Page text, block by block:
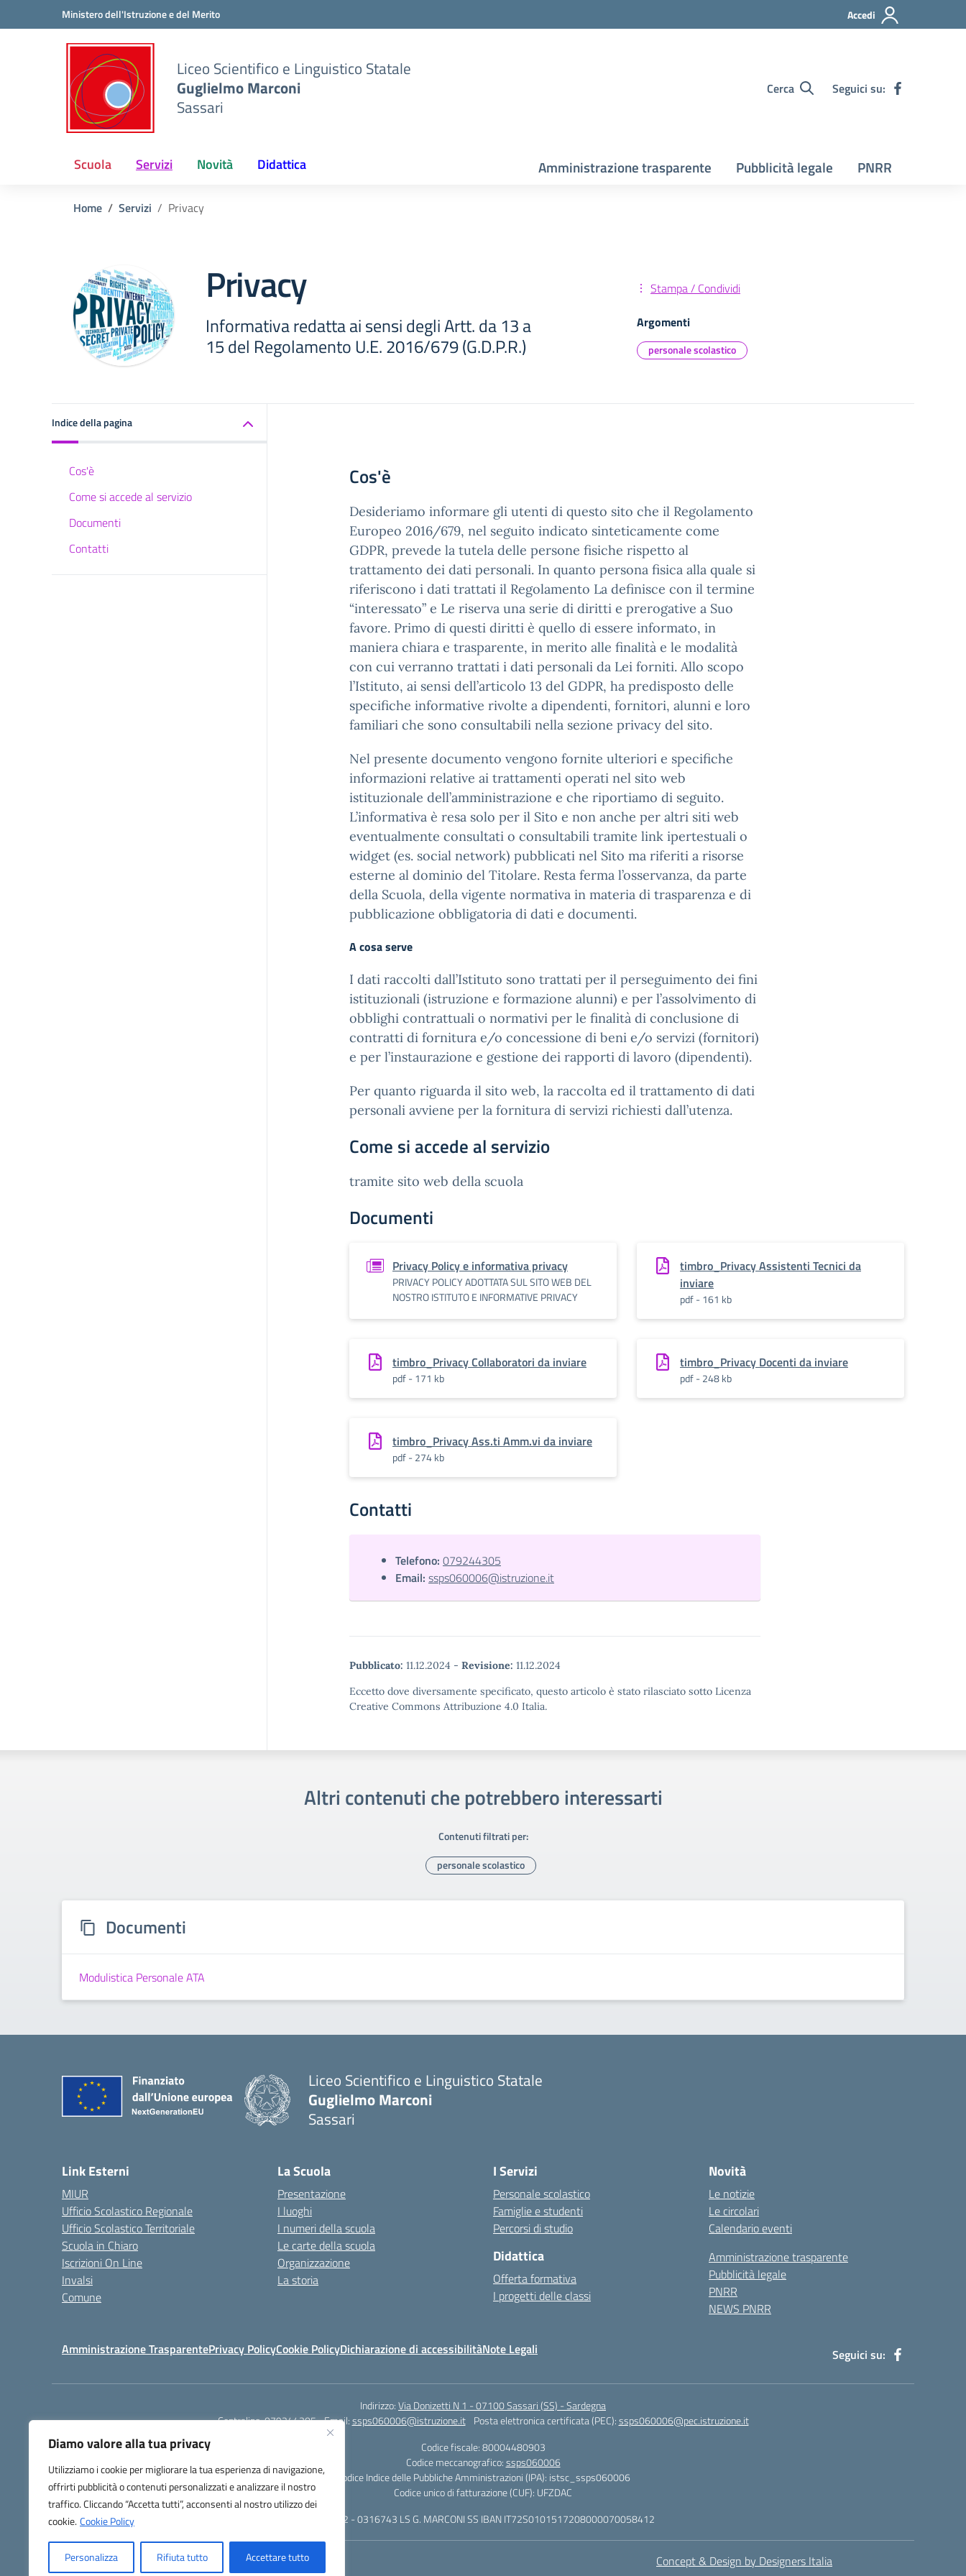
Diamo valore alla tua privacy
Utilizziamo i cookie per migliorare la tua esperienza di navigazione,
offrirti pubblicità o contenuti personalizzati e analizzare il nostro
traffico. Cliccando “Accetta tutti”, acconsenti al nostro utilizzo dei
cookie. Cookie Policy
Personalizza Rifiuta tutto Accettare tutto
Vai ai contenuti
Vai al menu di navigazioneMinistero dell'Istruzione e del Merito Accedi
Liceo Scientifico e Linguistico Statale
Guglielmo Marconi
Sassari
Cerca Seguici su:
Scuola Servizi Novità Didattica Amministrazione trasparente Pubblicità legale PNRR
Home Servizi Privacy
Privacy
Informativa redatta ai sensi degli Artt. da 13 a
15 del Regolamento U.E. 2016/679 (G.D.P.R.)
Stampa / Condividi
Argomenti
personale scolastico
Indice della pagina
Cos'è
Come si accede al servizio
Documenti
Contatti
Cos'è
Desideriamo informare gli utenti di questo sito che il Regolamento
Europeo 2016/679, nel seguito indicato sinteticamente come
GDPR, prevede la tutela delle persone fisiche rispetto al
trattamento dei dati personali. In quanto persona fisica alla quale si
riferiscono i dati trattati il Regolamento La definisce con il termine
“interessato” e Le riserva una serie di diritti e prerogative a Suo
favore. Primo di questi diritti è quello di essere informato, in
maniera chiara e trasparente, in merito alle finalità e le modalità
con cui verranno trattati i dati personali da Lei forniti. Allo scopo
l’Istituto, ai sensi dell’articolo 13 del GDPR, ha predisposto delle
specifiche informative rivolte a dipendenti, fornitori, alunni e loro
familiari che sono consultabili nella sezione privacy del sito.
Nel presente documento vengono fornite ulteriori e specifiche
informazioni relative ai trattamenti operati nel sito web
istituzionale dell’amministrazione e che riportiamo di seguito.
L’informativa è resa solo per il Sito e non anche per altri siti web
eventualmente consultati o consultabili tramite link ipertestuali o
widget (es. social network) pubblicati nel Sito ma riferiti a risorse
esterne al dominio del Titolare. Resta ferma l’osservanza, da parte
della Scuola, della vigente normativa in materia di trasparenza e di
pubblicazione obbligatoria di dati e documenti.
A cosa serve
I dati raccolti dall’Istituto sono trattati per il perseguimento dei fini
istituzionali (istruzione e formazione alunni) e per l’assolvimento di
obblighi contrattuali o normativi per le finalità di conclusione di
contratti di fornitura e/o concessione di beni e/o servizi (fornitori)
e per l’instaurazione e gestione dei rapporti di lavoro (dipendenti).
Per quanto riguarda il sito web, la raccolta ed il trattamento di dati
personali avviene per la fornitura di servizi richiesti dall’utenza.
Come si accede al servizio
tramite sito web della scuola
Documenti
Privacy Policy e informativa privacy
PRIVACY POLICY ADOTTATA SUL SITO WEB DEL
NOSTRO ISTITUTO E INFORMATIVE PRIVACY
timbro_Privacy Assistenti Tecnici da
inviare
pdf - 161 kb
timbro_Privacy Collaboratori da inviare
pdf - 171 kb
timbro_Privacy Docenti da inviare
pdf - 248 kb
timbro_Privacy Ass.ti Amm.vi da inviare
pdf - 274 kb
Contatti
Telefono: 079244305
Email: ssps060006@istruzione.it
Pubblicato: 11.12.2024 - Revisione: 11.12.2024
Eccetto dove diversamente specificato, questo articolo è stato rilasciato sotto Licenza
Creative Commons Attribuzione 4.0 Italia.
Altri contenuti che potrebbero interessarti
Contenuti filtrati per:
personale scolastico
Documenti
Modulistica Personale ATA
Liceo Scientifico e Linguistico Statale
Guglielmo Marconi
Sassari
Link Esterni
MIUR
Ufficio Scolastico Regionale
Ufficio Scolastico Territoriale
Scuola in Chiaro
Iscrizioni On Line
Invalsi
Comune
La Scuola
Presentazione
I luoghi
I numeri della scuola
Le carte della scuola
Organizzazione
La storia
I Servizi
Personale scolastico
Famiglie e studenti
Percorsi di studio
Didattica
Offerta formativa
I progetti delle classi
Novità
Le notizie
Le circolari
Calendario eventi
Amministrazione trasparente
Pubblicità legale
PNRR
NEWS PNRR
Amministrazione TrasparentePrivacy PolicyCookie PolicyDichiarazione di accessibilitàNote Legali Seguici su:
Indirizzo:Via Donizetti N 1 - 07100 Sassari (SS) - Sardegna
Centralino:079244305 Email:ssps060006@istruzione.it Posta elettronica certificata (PEC):ssps060006@pec.istruzione.it
Codice fiscale: 80004480903
Codice meccanografico:ssps060006
Codice Indice delle Pubbliche Amministrazioni (IPA): istsc_ssps060006
Codice unico di fatturazione (CUF): UFZDAC
TU - 522 - 0316743 LS G. MARCONI SS IBAN IT72S0101517208000070058412
Concept & Design by Designers Italia